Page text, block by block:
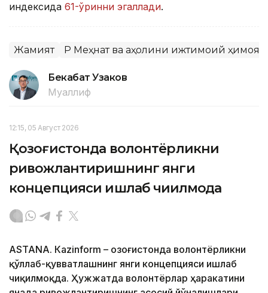
индексида 61-ўринни эгаллади.
Жамият ҚР Меҳнат ва аҳолини ижтимоий ҳимоя
Бекабат Узаков
Муаллиф
12:15, 05 Август 2026
Қозоғистонда волонтёрликни
ривожлантиришнинг янги
концепцияси ишлаб чиқилмоқда
ASTANА. Кazinform – Қозоғистонда волонтёрликни
қўллаб-қувватлашнинг янги концепцияси ишлаб
чиқилмоқда. Ҳужжатда волонтёрлар ҳаракатини